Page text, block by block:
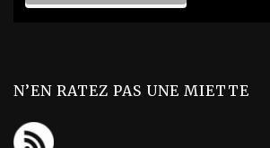
N’EN RATEZ PAS UNE MIETTE